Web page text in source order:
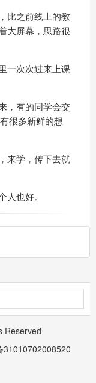
比之前线上的教
大屏幕，思路很
一次次过来上课
，有的同学会交
很多新鲜的想
来学，传下去就
人也好。
Reserved
31010702008520